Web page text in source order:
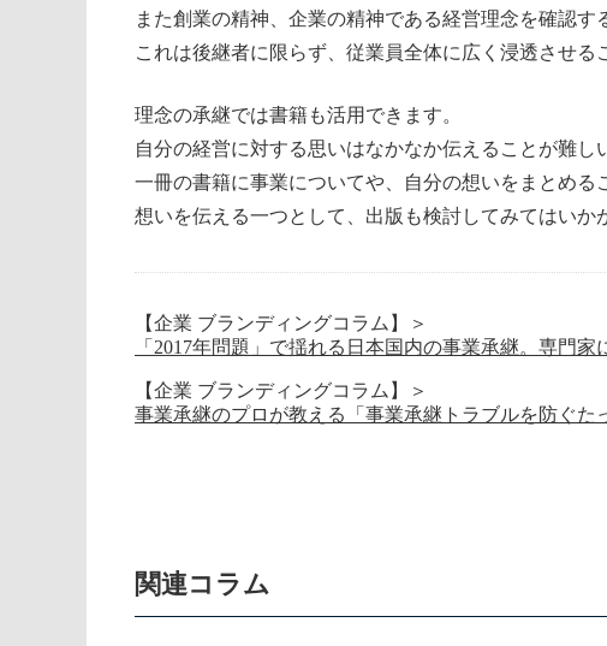
また創業の精神、企業の精神である経営理念を確認す
これは後継者に限らず、従業員全体に広く浸透させ
理念の承継では書籍も活用できます。
自分の経営に対する思いはなかなか伝えることが難し
一冊の書籍に事業についてや、自分の想いをまとめる
想いを伝える一つとして、出版も検討してみてはいか
【企業 ブランディングコラム】＞
「2017年問題」で揺れる日本国内の事業承継。専門
【企業 ブランディングコラム】＞
事業承継のプロが教える「事業承継トラブルを防ぐた
関連コラム